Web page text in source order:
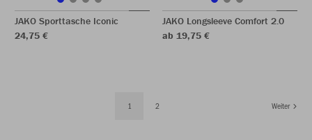
JAKO Sporttasche Iconic
24,75 €
JAKO Longsleeve Comfort 2.0
ab 19,75 €
1 2 Weiter